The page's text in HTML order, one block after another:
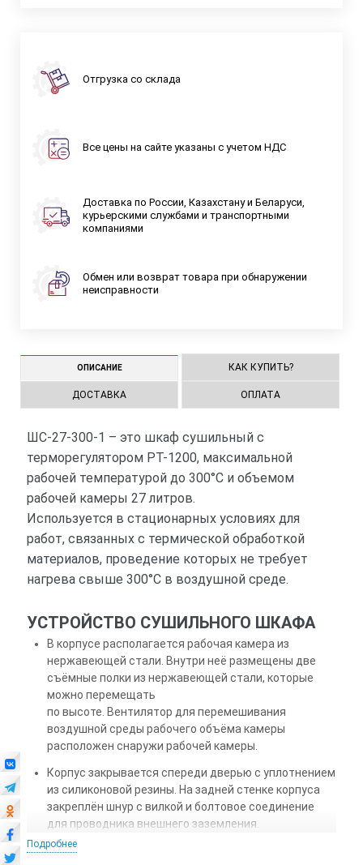
Отгрузка со склада
Все цены на сайте указаны с учетом НДС
Доставка по России, Казахстану и Беларуси,
курьерскими службами и транспортными
компаниями
Обмен или возврат товара при обнаружении
неисправности
ОПИСАНИЕ КАК КУПИТЬ?
ДОСТАВКА ОПЛАТА
ШС-27-300-1 – это шкаф сушильный с
терморегулятором РТ-1200, максимальной
рабочей температурой до 300°С и объемом
рабочей камеры 27 литров.
Используется в стационарных условиях для
работ, связанных с термической обработкой
материалов, проведение которых не требует
нагрева свыше 300°С в воздушной среде.
УСТРОЙСТВО СУШИЛЬНОГО ШКАФА
В корпусе располагается рабочая камера из
нержавеющей стали. Внутри неё размещены две
съёмные полки из нержавеющей стали, которые
можно перемещать
по высоте. Вентилятор для перемешивания
воздушной среды рабочего объёма камеры
расположен снаружи рабочей камеры.
Корпус закрывается спереди дверью с уплотнением
из силиконовой резины. На задней стенке корпуса
закреплён шнур с вилкой и болтовое соединение
для проводника внешнего заземления.
В блоке управления, расположенного в нижней
Подробнее